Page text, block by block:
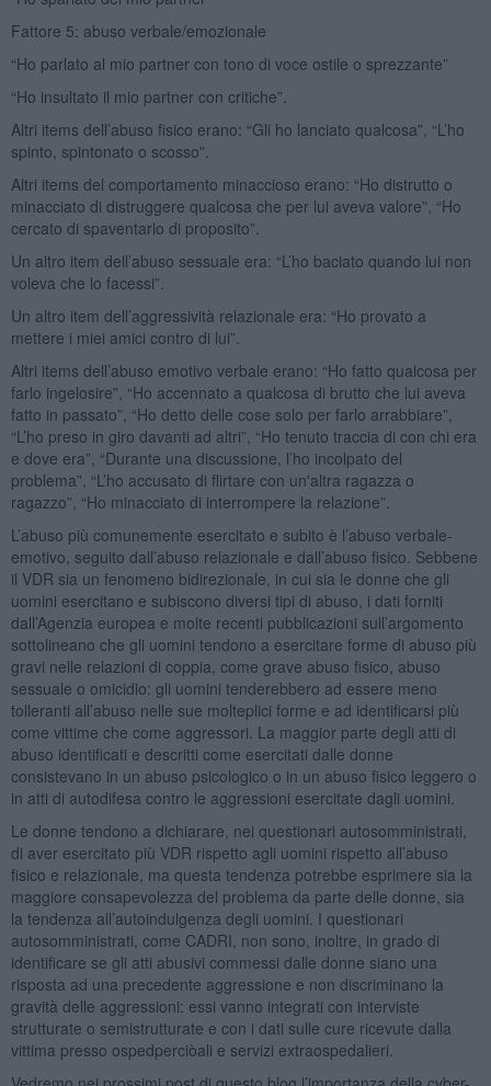
Fattore 5: abuso verbale/emozionale
“Ho parlato al mio partner con tono di voce ostile o sprezzante”
“Ho insultato il mio partner con critiche”.
Altri items dell’abuso fisico erano: “Gli ho lanciato qualcosa”, “L’ho
spinto, spintonato o scosso”.
Altri items del comportamento minaccioso erano: “Ho distrutto o
minacciato di distruggere qualcosa che per lui aveva valore”, “Ho
cercato di spaventarlo di proposito”.
Un altro item dell’abuso sessuale era: “L’ho baciato quando lui non
voleva che lo facessi”.
Un altro item dell’aggressività relazionale era: “Ho provato a
mettere i miei amici contro di lui”.
Altri items dell’abuso emotivo verbale erano: “Ho fatto qualcosa per
farlo ingelosire”, “Ho accennato a qualcosa di brutto che lui aveva
fatto in passato”, “Ho detto delle cose solo per farlo arrabbiare”,
“L’ho preso in giro davanti ad altri”, “Ho tenuto traccia di con chi era
e dove era”, “Durante una discussione, l’ho incolpato del
problema”, “L’ho accusato di flirtare con un'altra ragazza o
ragazzo”, “Ho minacciato di interrompere la relazione”.
L’abuso più comunemente esercitato e subito è l’abuso verbale-
emotivo, seguito dall’abuso relazionale e dall’abuso fisico. Sebbene
il VDR sia un fenomeno bidirezionale, in cui sia le donne che gli
uomini esercitano e subiscono diversi tipi di abuso, i dati forniti
dall’Agenzia europea e molte recenti pubblicazioni sull’argomento
sottolineano che gli uomini tendono a esercitare forme di abuso più
gravi nelle relazioni di coppia, come grave abuso fisico, abuso
sessuale o omicidio: gli uomini tenderebbero ad essere meno
tolleranti all’abuso nelle sue molteplici forme e ad identificarsi più
come vittime che come aggressori. La maggior parte degli atti di
abuso identificati e descritti come esercitati dalle donne
consistevano in un abuso psicologico o in un abuso fisico leggero o
in atti di autodifesa contro le aggressioni esercitate dagli uomini.
Le donne tendono a dichiarare, nei questionari autosomministrati,
di aver esercitato più VDR rispetto agli uomini rispetto all’abuso
fisico e relazionale, ma questa tendenza potrebbe esprimere sia la
maggiore consapevolezza del problema da parte delle donne, sia
la tendenza all’autoindulgenza degli uomini. I questionari
autosomministrati, come CADRI, non sono, inoltre, in grado di
identificare se gli atti abusivi commessi dalle donne siano una
risposta ad una precedente aggressione e non discriminano la
gravità delle aggressioni: essi vanno integrati con interviste
strutturate o semistrutturate e con i dati sulle cure ricevute dalla
vittima presso ospedperciòali e servizi extraospedalieri.